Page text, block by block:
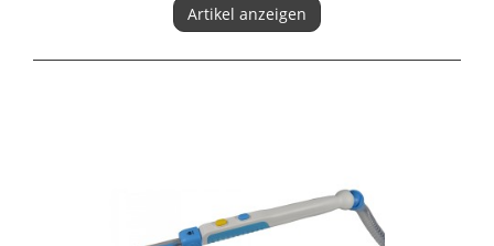
Artikel anzeigen